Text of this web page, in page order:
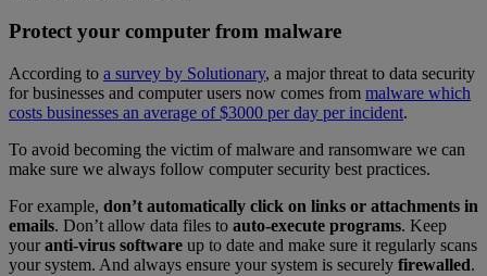
Protect your computer from malware
According to a survey by Solutionary, a major threat to data security
for businesses and computer users now comes from malware which
costs businesses an average of $3000 per day per incident.
To avoid becoming the victim of malware and ransomware we can
make sure we always follow computer security best practices.
For example, don’t automatically click on links or attachments in
emails. Don’t allow data files to auto-execute programs. Keep
youranti-virus software up to date and make sure it regularly scans
your system. And always ensure your system is securely firewalled.